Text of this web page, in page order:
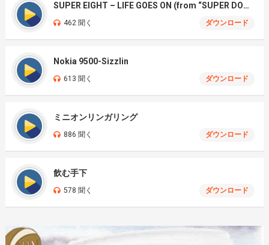
SUPER EIGHT – LIFE GOES ON (from “SUPER DOME TOUR 二十祭”)
462 聞く ダウンロード
Nokia 9500-Sizzlin
613 聞く ダウンロード
ミニオンリンガリング
886 聞く ダウンロード
飲む手下
578 聞く ダウンロード